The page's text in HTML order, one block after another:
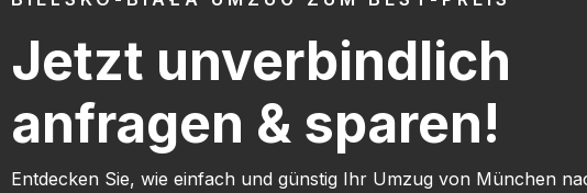
Jetzt unverbindlich
anfragen & sparen!
Entdecken Sie, wie einfach und günstig Ihr Umzug von München